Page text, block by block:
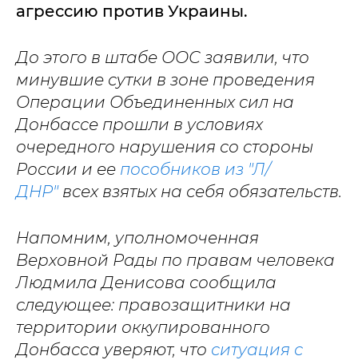
агрессию против Украины.
До этого в штабе ООС заявили, что
минувшие сутки в зоне проведения
Операции Объединенных сил на
Донбассе прошли в условиях
очередного нарушения со стороны
России и ее пособников из "Л/
ДНР" всех взятых на себя обязательств.
Напомним, уполномоченная
Верховной Рады по правам человека
Людмила Денисова сообщила
следующее: правозащитники на
территории оккупированного
Донбасса уверяют, что ситуация с